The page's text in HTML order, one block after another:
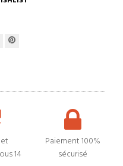
14
Paiement 100%
sécurisé